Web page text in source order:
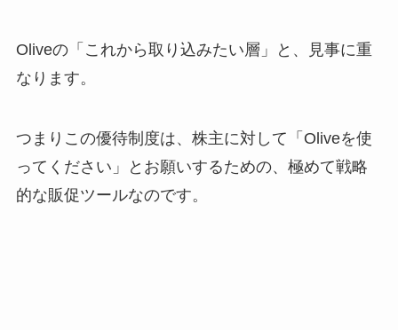
Oliveの「これから取り込みたい層」と、見事に重
なります。
つまりこの優待制度は、株主に対して「Oliveを使
ってください」とお願いするための、極めて戦略
的な販促ツールなのです。